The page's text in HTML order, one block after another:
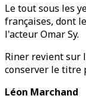
Le tout sous les
françaises, dont
l'acteur Omar Sy.
Riner revient sur
conserver le titre
Léon Marchand